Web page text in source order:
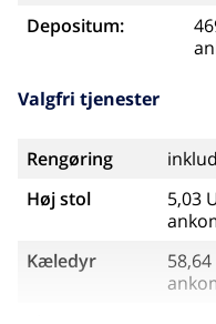
Depositum:
Valgfri tjenester
Rengøring
Høj stol
5,03
Kæledyr